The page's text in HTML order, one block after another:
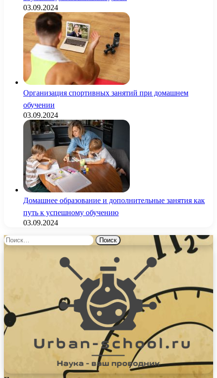
03.09.2024
Организация спортивных занятий при домашнем
обучении
03.09.2024
Домашнее образование и дополнительные занятия как
путь к успешному обучению
03.09.2024
Найти: